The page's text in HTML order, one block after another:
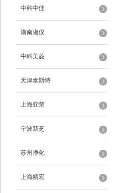
中科中佳
湖南湘仪
中科美菱
天津泰斯特
上海亚荣
宁波新芝
苏州净化
上海精宏